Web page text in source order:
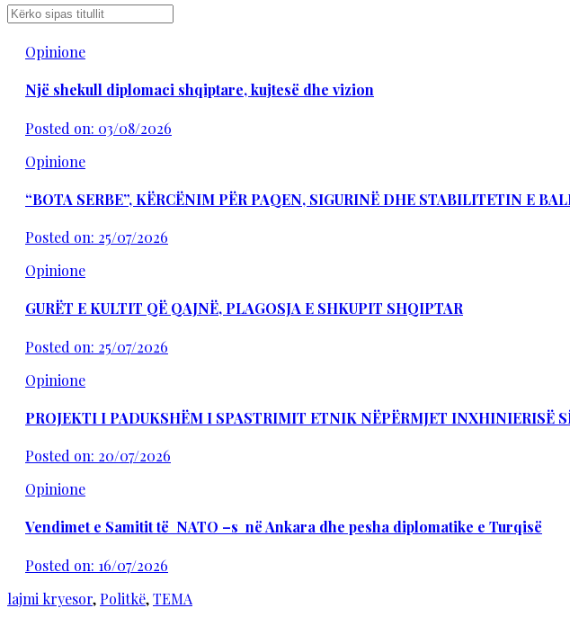
Opinione
Një shekull diplomaci shqiptare, kujtesë dhe vizion
Posted on: 03/08/2026
Opinione
“BOTA SERBE”, KËRCËNIM PËR PAQEN, SIGURINË DHE STABILITETIN E
Posted on: 25/07/2026
Opinione
GURËT E KULTIT QË QAJNË, PLAGOSJA E SHKUPIT SHQIPTAR
Posted on: 25/07/2026
Opinione
PROJEKTI I PADUKSHËM I SPASTRIMIT ETNIK NËPËRMJET INXHINIERISË
Posted on: 20/07/2026
Opinione
Vendimet e Samitit të NATO –s në Ankara dhe pesha diplomatike e Turqisë
Posted on: 16/07/2026
lajmi kryesor, Politkë,TEMA